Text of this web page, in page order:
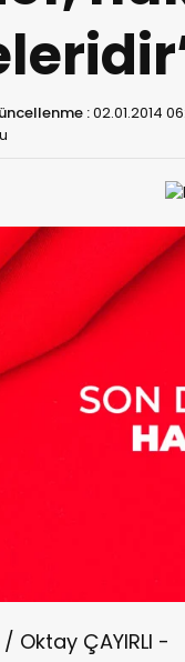
:02.01.2014
/ Oktay ÇAYIRLI -